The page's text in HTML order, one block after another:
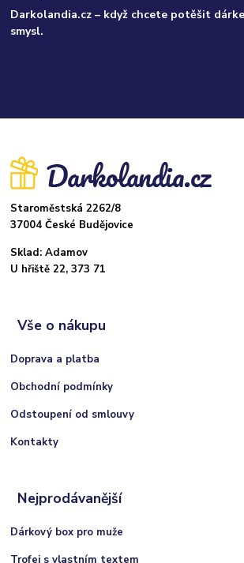
Darkolandia.cz – když chcete potěšit
smysl.
Staroměstská 2262/8
37004 České Budějovice
Sklad: Adamov
U hřiště 22, 373 71
Vše o nákupu
Doprava a platba
Obchodní podmínky
Odstoupení od smlouvy
Kontakty
Nejprodávanější
Dárkový box pro muže
Trofej s vlastním textem